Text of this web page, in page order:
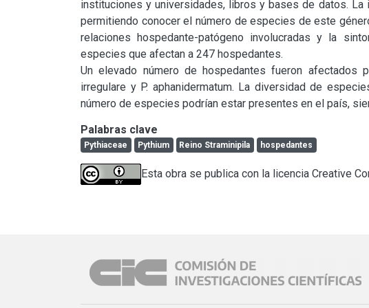
instituciones y universidades, libros y bases de datos. La
permitiendo conocer el número de especies de este
relaciones hospedante-patógeno involucradas y la
especies que afectan a 247 hospedantes.
Un elevado número de hospedantes fueron afectados
irregulare y P. aphanidermatum. La diversidad de
número de especies podrían estar presentes en el país,
Palabras clave
Pythiaceae Pythium Reino Straminipila hospedantes
Esta obra se publica con la licencia Creative